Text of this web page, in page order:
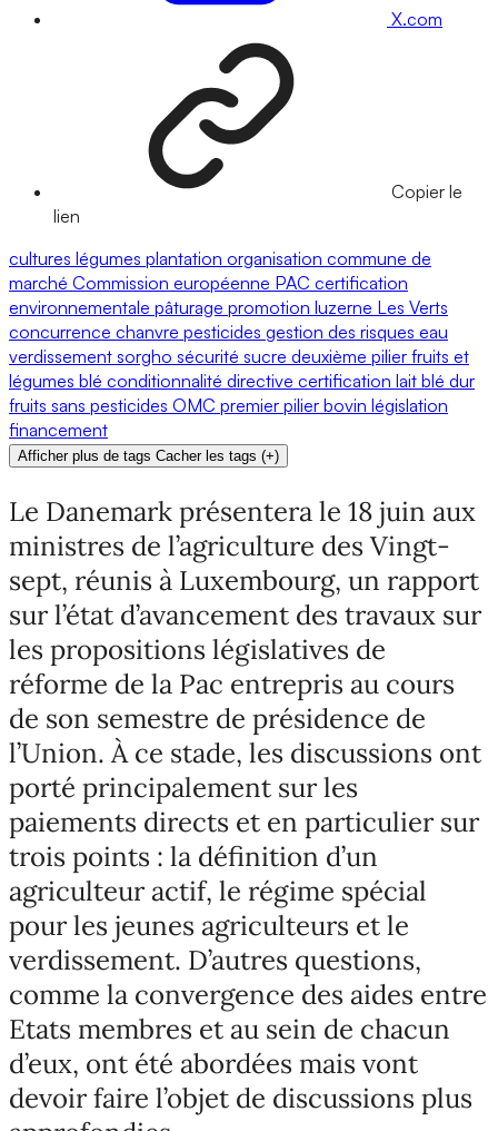
X.com
Copier le
lien
cultures légumes plantation organisation commune de
marché Commission européenne PAC certification
environnementale pâturage promotion luzerne Les Verts
concurrence chanvre pesticides gestion des risques eau
verdissement sorgho sécurité sucre deuxième pilier fruits et
légumes blé conditionnalité directive certification lait blé dur
fruits sans pesticides OMC premier pilier bovin législation
financement
Afficher plus de tags Cacher les tags (+)
Le Danemark présentera le 18 juin aux
ministres de l’agriculture des Vingt-
sept, réunis à Luxembourg, un rapport
sur l’état d’avancement des travaux sur
les propositions législatives de
réforme de la Pac entrepris au cours
de son semestre de présidence de
l’Union. À ce stade, les discussions ont
porté principalement sur les
paiements directs et en particulier sur
trois points : la définition d’un
agriculteur actif, le régime spécial
pour les jeunes agriculteurs et le
verdissement. D’autres questions,
comme la convergence des aides entre
Etats membres et au sein de chacun
d’eux, ont été abordées mais vont
devoir faire l’objet de discussions plus